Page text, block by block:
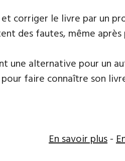
corriger le livre par un
des fautes, même
une alternative pour un
faire connaître son
En savoir plus-